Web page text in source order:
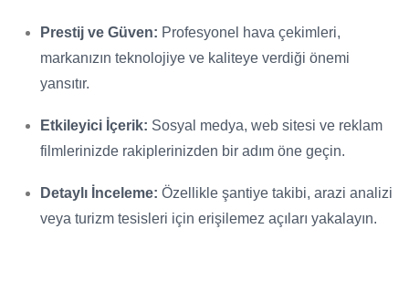
Prestij ve Güven: Profesyonel hava çekimleri,
markanızın teknolojiye ve kaliteye verdiği önemi
yansıtır.
Etkileyici İçerik: Sosyal medya, web sitesi ve reklam
filmlerinizde rakiplerinizden bir adım öne geçin.
Detaylı İnceleme: Özellikle şantiye takibi, arazi analizi
veya turizm tesisleri için erişilemez açıları yakalayın.